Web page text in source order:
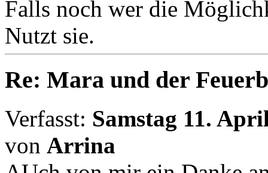
Falls noch wer die
Nutzt sie.
Re: Mara und der
Verfasst: Samstag 11.
von Arrina